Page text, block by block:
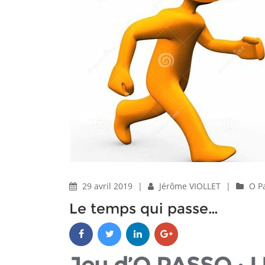
29 avril 2019 | Jérôme VIOLLET | O
Le temps qui passe…